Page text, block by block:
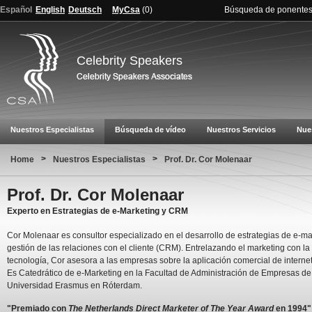
Español English Deutsch MyCsa (0) Búsqueda de ponentes
Celebrity Speakers
Nuestros Especialistas Búsqueda de vídeo Nuestros Servicios
Home > Nuestros Especialistas > Prof. Dr. Cor Molenaar
Prof. Dr. Cor Molenaar
Experto en Estrategias de e-Marketing y CRM
Cor Molenaar es consultor especializado en el desarrollo de estrategias de e-
gestión de las relaciones con el cliente (CRM). Entrelazando el marketing con la
tecnología, Cor asesora a las empresas sobre la aplicación comercial de
Es Catedrático de e-Marketing en la Facultad de Administración de Empresas
Universidad Erasmus en Róterdam.
"Premiado con The Netherlands Direct Marketer of The Year Awarden 1994"